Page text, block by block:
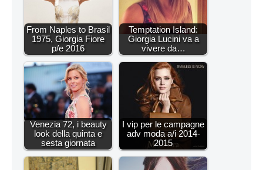
From Naples to Brasil
1975, Giorgia Fiore
p/e 2016
Temptation Island:
Giorgia Lucini va a
vivere da…
Venezia 72, i beauty
look della quinta e
sesta giornata
I vip per le campagne
adv moda a/i 2014-
2015